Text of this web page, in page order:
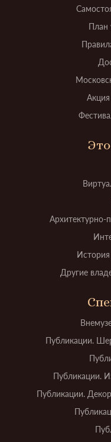
План
Архитектурно-
Другие
Публикации.
Публикации.
Публикации.